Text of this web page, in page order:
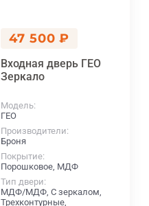
47 500 ₽
Входная дверь ГЕО
Зеркало
Модель
ГЕО
Производители
Броня
Покрытие
Порошковое, МДФ
Тип двери
МДФ/МДФ, С зеркалом,
Трехконтурные,